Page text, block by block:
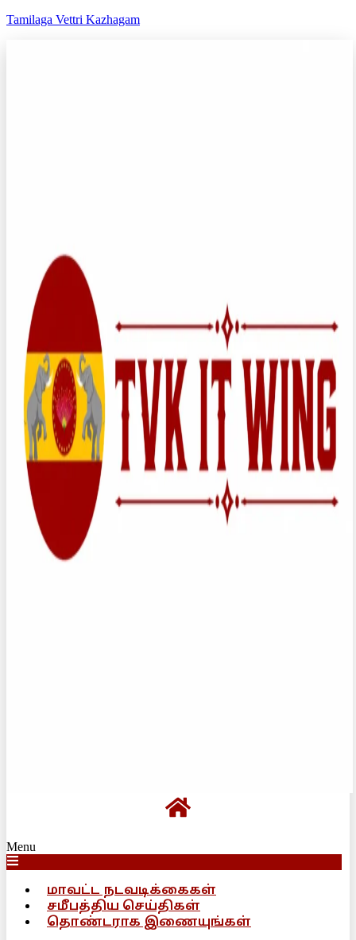
Tamilaga Vettri Kazhagam
Menu
மாவட்ட நடவடிக்கைகள்
சமீபத்திய செய்திகள்
தொண்டராக இணையுங்கள்